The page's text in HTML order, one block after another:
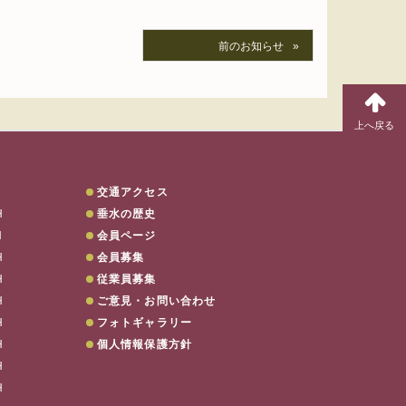
前のお知らせ
話でのご予約は…
交通アクセス
垂水の歴史
会員ページ
会員募集
従業員募集
ご意見・お問い合わせ
フォトギャラリー
個人情報保護方針